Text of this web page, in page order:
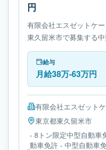
円
有限会社エスゼットケ
東久留米市で募集する
ー求人です。使用車種
は- 8トン限定中型自動
給与
月給38万-63万円
有限会社エスゼット
東京都東久留米市
- 8トン限定中型自動車
動車免許 - 中型自動車